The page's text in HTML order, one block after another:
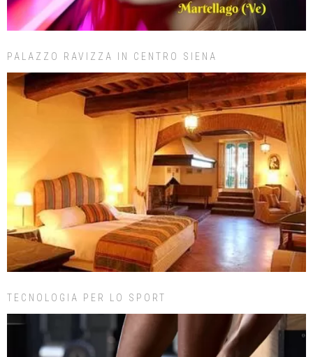
PALAZZO RAVIZZA IN CENTRO SIENA
TECNOLOGIA PER LO SPORT